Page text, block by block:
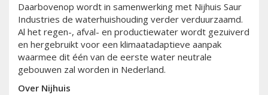
Daarbovenop wordt in samenwerking met Nijhuis Saur
Industries de waterhuishouding verder verduurzaamd.
Al het regen-, afval- en productiewater wordt gezuiverd
en hergebruikt voor een klimaatadaptieve aanpak
waarmee dit één van de eerste water neutrale
gebouwen zal worden in Nederland.
Over Nijhuis